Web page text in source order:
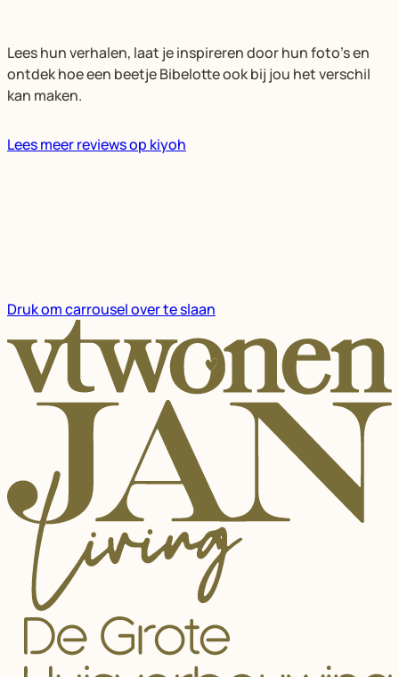
Lees hun verhalen, laat je inspireren door hun foto’s en
ontdek hoe een beetje Bibelotte ook bij jou het verschil
kan maken.
Lees meer reviews op kiyoh
Druk om carrousel over te slaan